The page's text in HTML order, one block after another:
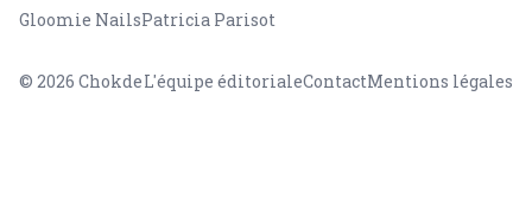
Gloomie NailsPatricia Parisot
© 2026 ChokdeL'équipe éditorialeContactMentions légales